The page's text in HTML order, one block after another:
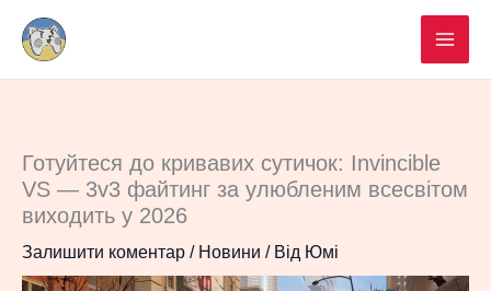
Перейти
вмісту
Готуйтеся до кривавих сутичок: Invincible
VS — 3v3 файтинг за улюбленим всесвітом
виходить у 2026
Залишити коментар / Новини / Від Юмі